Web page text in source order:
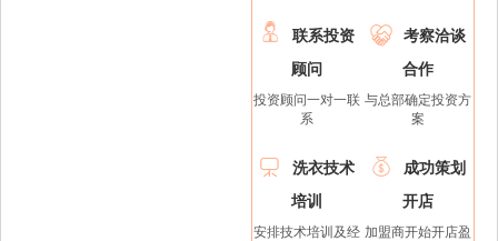

联系投资
顾问
投资顾问一对一联
系

考察洽谈
合作
与总部确定投资方
案

洗衣技术
培训
安排技术培训及经

成功策划
开店
加盟商开始开店盈